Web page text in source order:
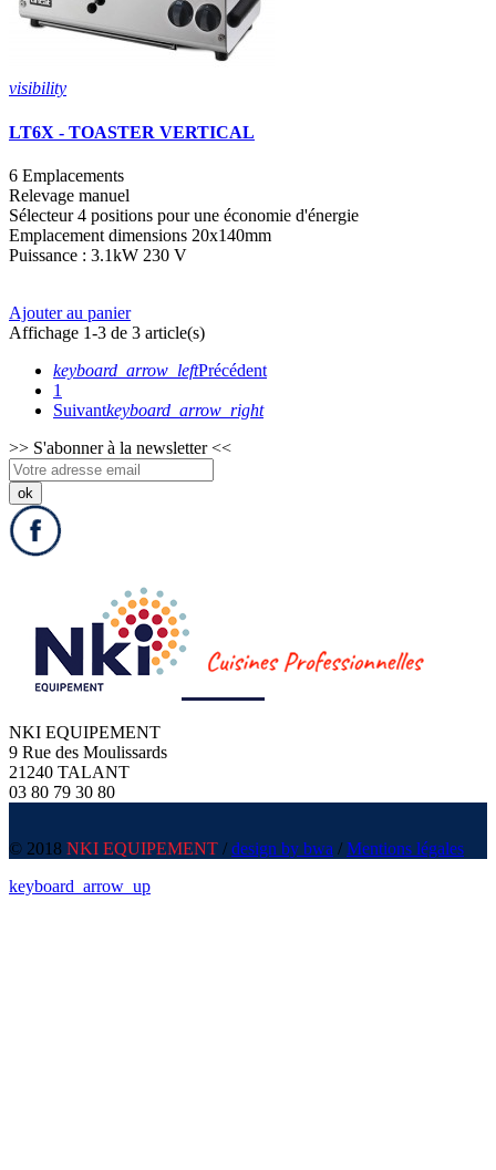
visibility
LT6X - TOASTER VERTICAL
6 Emplacements
Relevage manuel
Sélecteur 4 positions pour une économie d'énergie
Emplacement dimensions 20x140mm
Puissance : 3.1kW 230 V
Ajouter au panier
Affichage 1-3 de 3 article(s)
keyboard_arrow_leftPrécédent
1
Suivantkeyboard_arrow_right
>> S'abonner à la newsletter<<
NKI EQUIPEMENT
9 Rue des Moulissards
21240 TALANT
03 80 79 30 80
© 2018 NKI EQUIPEMENT / design by bwa / Mentions légales
keyboard_arrow_up